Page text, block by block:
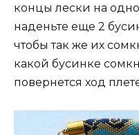
концы лески на
наденьте еще 2
чтобы так же их
какой бусинке
повернется ход